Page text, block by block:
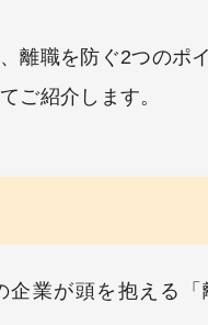
離職を防ぐ2つのポ
ご紹介します。
企業が頭を抱える